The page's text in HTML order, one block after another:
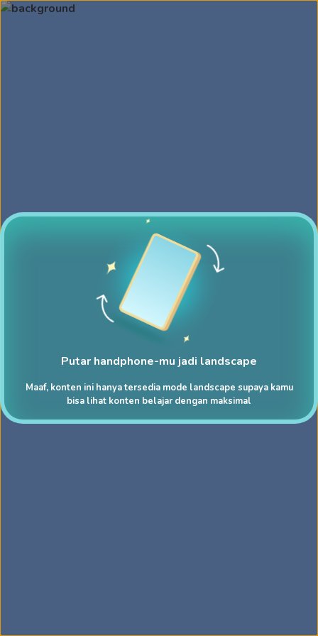
Putar handphone-mu jadi landscape
Maaf, konten ini hanya tersedia mode landscape supaya kamu
bisa lihat konten belajar dengan maksimal